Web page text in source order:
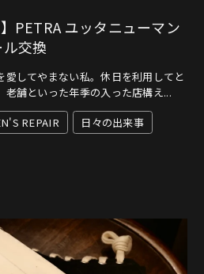
PETRA ユッタニューマン
交換
愛してやまない私。休日を利用してと
舗といった年季の入った店構え...
REPAIR
日々の出来事